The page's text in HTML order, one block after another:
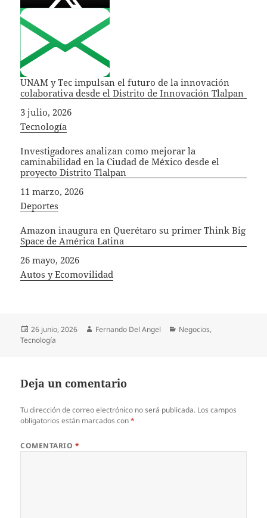
UNAM y Tec impulsan el futuro de la innovación
colaborativa desde el Distrito de Innovación Tlalpan
Fecha
3 julio, 2026
In relation to
Tecnología
Investigadores analizan como mejorar la
caminabilidad en la Ciudad de México desde el
proyecto Distrito Tlalpan
Fecha
11 marzo, 2026
In relation to
Deportes
Amazon inaugura en Querétaro su primer Think Big
Space de América Latina
Fecha
26 mayo, 2026
In relation to
Autos y Ecomovilidad
Publicado
el
26 junio, 2026 Autor
Fernando Del Angel Categorías
Negocios,
Tecnología
Deja un comentario
Tu dirección de correo electrónico no será publicada. Los campos
obligatorios están marcados con*
COMENTARIO *